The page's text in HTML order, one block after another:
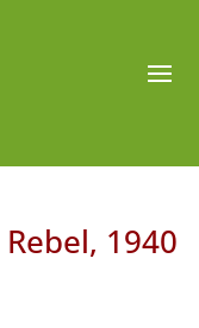
Rebel, 1940